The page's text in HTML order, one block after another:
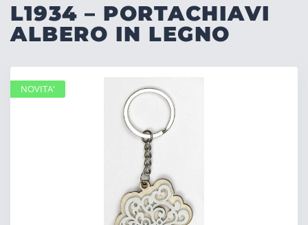
L1934 – PORTACHIAVI
ALBERO IN LEGNO
NOVITA'